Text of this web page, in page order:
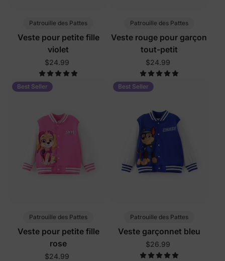
Patrouille des Pattes
Veste pour petite fille
violet
$24.99
Patrouille des Pattes
Veste rouge pour garçon
tout-petit
$24.99
Best Seller
Patrouille des Pattes
Veste pour petite fille
rose
$24.99
Best Seller
Patrouille des Pattes
Veste garçonnet bleu
$26.99